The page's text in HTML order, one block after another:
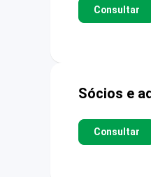
Consultar
Sócios e
Consultar